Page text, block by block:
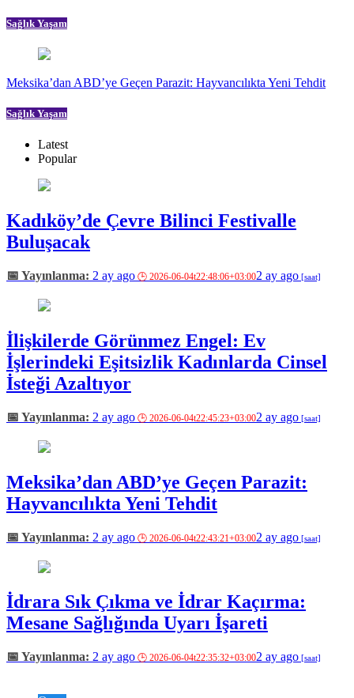
Sağlık Yaşam
Meksika’dan ABD’ye Geçen Parazit: Hayvancılıkta Yeni Tehdit
Sağlık Yaşam
Latest
Popular
Kadıköy’de Çevre Bilinci Festivalle
Buluşacak
2 ay ago 2 ay ago
İlişkilerde Görünmez Engel: Ev
İşlerindeki Eşitsizlik Kadınlarda Cinsel
İsteği Azaltıyor
2 ay ago 2 ay ago
Meksika’dan ABD’ye Geçen Parazit:
Hayvancılıkta Yeni Tehdit
2 ay ago 2 ay ago
İdrara Sık Çıkma ve İdrar Kaçırma:
Mesane Sağlığında Uyarı İşareti
2 ay ago 2 ay ago